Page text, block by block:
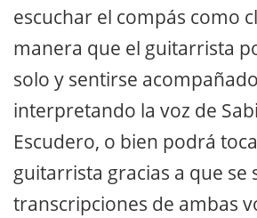
escuchar el compás como
manera que el guitarrista
solo y sentirse
interpretando la voz de
Escudero, o bien podrá
guitarrista gracias a que se
transcripciones de ambas